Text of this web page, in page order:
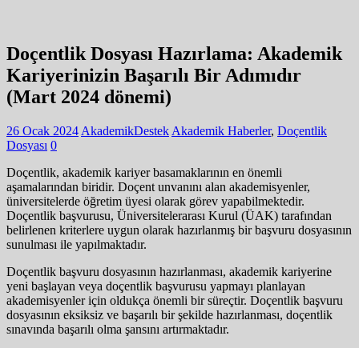
Doçentlik Dosyası Hazırlama: Akademik
Kariyerinizin Başarılı Bir Adımıdır
(Mart 2024 dönemi)
26 Ocak 2024 AkademikDestek Akademik Haberler, Doçentlik
Dosyası 0
Doçentlik, akademik kariyer basamaklarının en önemli
aşamalarından biridir. Doçent unvanını alan akademisyenler,
üniversitelerde öğretim üyesi olarak görev yapabilmektedir.
Doçentlik başvurusu, Üniversitelerarası Kurul (ÜAK) tarafından
belirlenen kriterlere uygun olarak hazırlanmış bir başvuru dosyasının
sunulması ile yapılmaktadır.
Doçentlik başvuru dosyasının hazırlanması, akademik kariyerine
yeni başlayan veya doçentlik başvurusu yapmayı planlayan
akademisyenler için oldukça önemli bir süreçtir. Doçentlik başvuru
dosyasının eksiksiz ve başarılı bir şekilde hazırlanması, doçentlik
sınavında başarılı olma şansını artırmaktadır.